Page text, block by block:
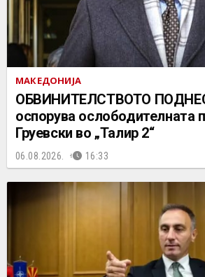
МАКЕДОНИЈА
ОБВИНИТЕЛСТВОТО
оспорува ослободителната
Груевски во „Талир 2“
06.08.2026. 16:33